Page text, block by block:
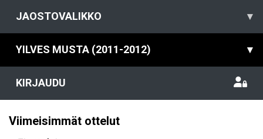
JAOSTOVALIKKO ▾
YILVES MUSTA (2011-2012) ▾
KIRJAUDU
Viimeisimmät ottelut